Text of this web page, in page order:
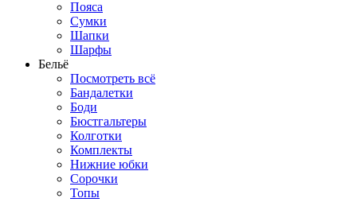
Пояса
Сумки
Шапки
Шарфы
Бельё
Посмотреть всё
Бандалетки
Боди
Бюстгальтеры
Колготки
Комплекты
Нижние юбки
Сорочки
Топы